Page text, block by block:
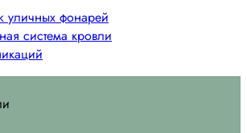
уличных фонарей
система кровли